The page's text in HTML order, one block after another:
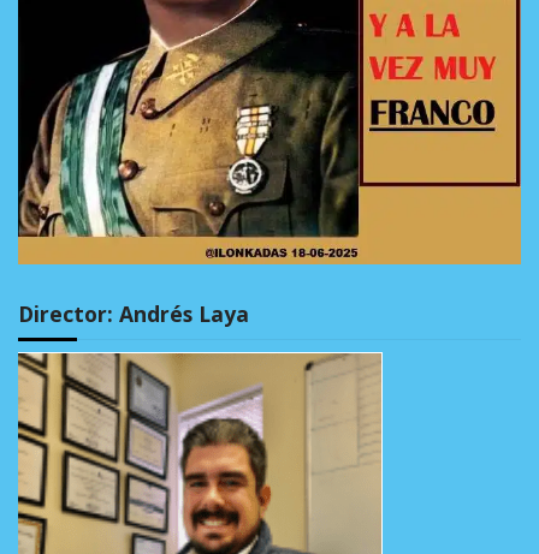
Director: Andrés Laya